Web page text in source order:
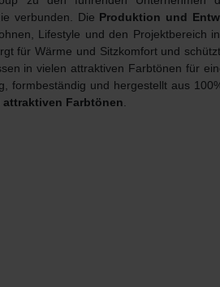
verbunden. Die Produktion und
Lifestyle und den Projektbereich
für Wärme und Sitzkomfort und
in vielen attraktiven Farbtönen für
formbeständig und hergestellt aus
attraktiven Farbtönen.